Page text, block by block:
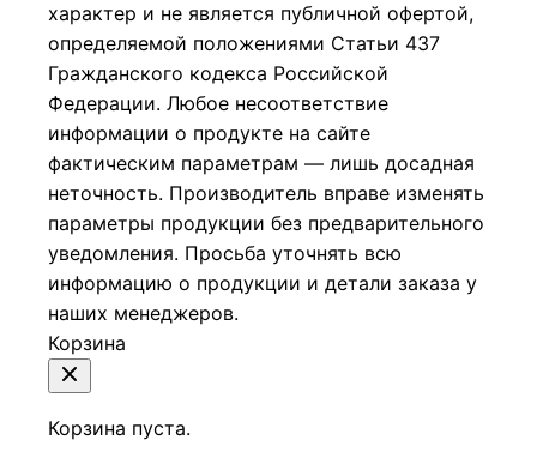
характер и не является публичной офертой,
определяемой положениями Статьи 437
Гражданского кодекса Российской
Федерации. Любое несоответствие
информации о продукте на сайте
фактическим параметрам — лишь досадная
неточность. Производитель вправе изменять
параметры продукции без предварительного
уведомления. Просьба уточнять всю
информацию о продукции и детали заказа у
наших менеджеров.
Корзина
Корзина пуста.